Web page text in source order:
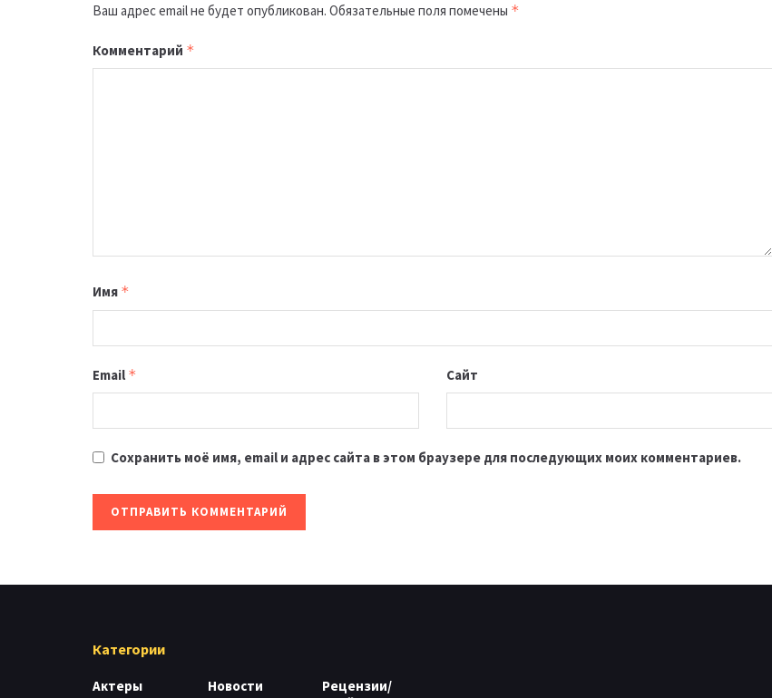
Ваш адрес email не будет опубликован. Обязательные поля помечены *
Комментарий *
Имя *
Email * Сайт
Сохранить моё имя, email и адрес сайта в этом браузере для последующих моих комментариев.
Категории
Актеры Новости
Рецензии/